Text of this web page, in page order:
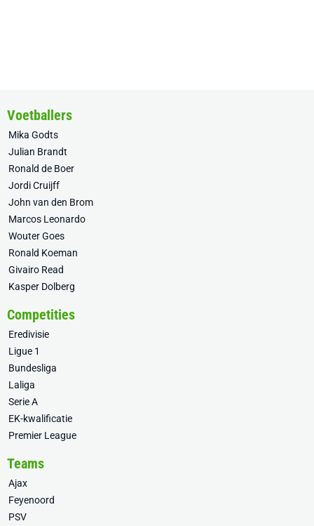
Voetballers
Mika Godts
Julian Brandt
Ronald de Boer
Jordi Cruijff
John van den Brom
Marcos Leonardo
Wouter Goes
Ronald Koeman
Givairo Read
Kasper Dolberg
Competities
Eredivisie
Ligue 1
Bundesliga
Laliga
Serie A
EK-kwalificatie
Premier League
Teams
Ajax
Feyenoord
PSV